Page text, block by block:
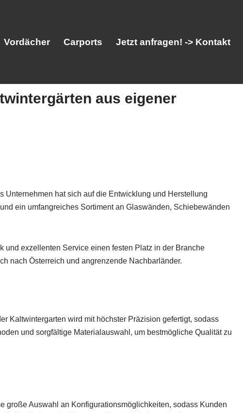
Vordächer Carports Jetzt anfragen! -> Kontakt
Vordächer
aus eigener
Unternehmen hat sich auf die Entwicklung und Herstellung
ein umfangreiches Sortiment an Glaswänden, Schiebewänden
und exzellenten Service einen festen Platz in der Branche
nach Österreich und angrenzende Nachbarländer.
Kaltwintergarten wird mit höchster Präzision gefertigt, sodass
und sorgfältige Materialauswahl, um bestmögliche Qualität zu
große Auswahl an Konfigurationsmöglichkeiten, sodass Kunden